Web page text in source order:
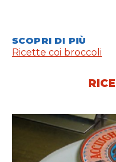
SCOPRI DI PIÙ
Ricette coi broccoli